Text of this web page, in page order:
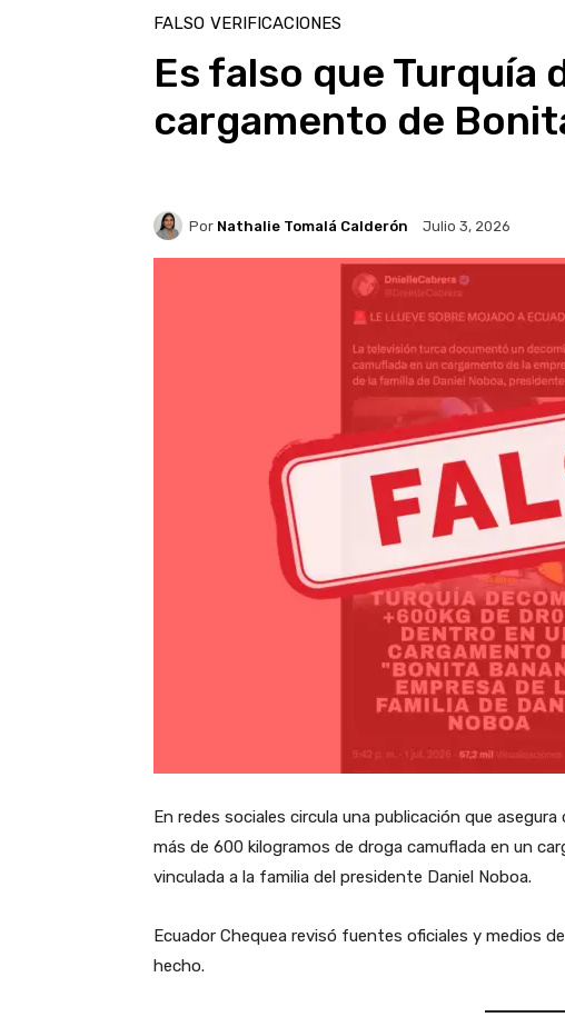
FALSO VERIFICACIONES
Es falso que Turquía
cargamento de
Por Nathalie Tomalá Calderón Julio 3, 2026
En redes sociales circula una publicación que
más de 600 kilogramos de droga camuflada en un
vinculada a la familia del presidente Daniel Noboa.
Ecuador Chequea revisó fuentes oficiales y medios
hecho.